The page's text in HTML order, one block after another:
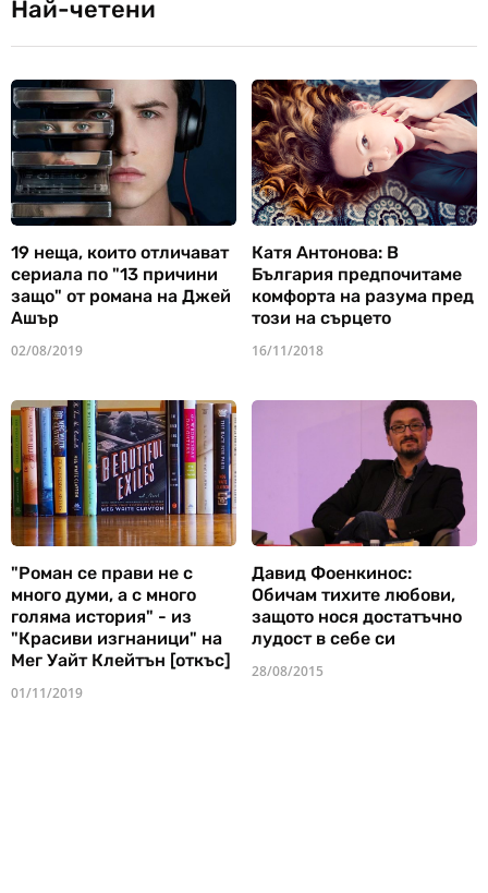
Най-четени
19 неща, които отличават
сериала по "13 причини
защо" от романа на Джей
Ашър
02/08/2019
Катя Антонова: В
България предпочитаме
комфорта на разума пред
този на сърцето
16/11/2018
"Роман се прави не с
много думи, а с много
голяма история" - из
"Красиви изгнаници" на
Мег Уайт Клейтън [откъс]
01/11/2019
Давид Фоенкинос:
Обичам тихите любови,
защото нося достатъчно
лудост в себе си
28/08/2015